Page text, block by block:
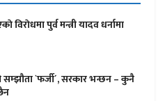
विराेधमा पुर्व मन्त्री यादव धर्नामा
सम्झौता `फर्जी´, सरकार भन्छन – कुनै